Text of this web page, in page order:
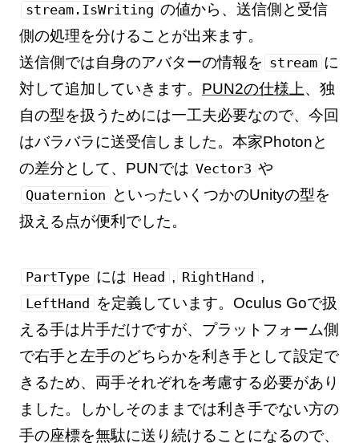
stream.IsWriting の値から、送信側と受信
側の処理を分けることが出来ます。
送信側では自身のアバターの情報を stream に
対して追加していきます。 PUN2の仕様上、独
自の型を扱うためには一工夫必要なので、今回
はバラバラに送受信しました。本家Photonと
の差分として、PUNでは Vector3 や
Quaternion といったいくつかのUnityの型を
扱える点が便利でした。
PartType には Head , RightHand ,
LeftHand を定義しています。Oculus Goで扱
える手は片手だけですが、プラットフォーム側
で右手と左手のどちらかを利き手として設定で
きるため、両手それぞれを考慮する必要があり
ました。しかしそのままでは利き手でない方の
手の座標を無駄に送り続けることになるので、